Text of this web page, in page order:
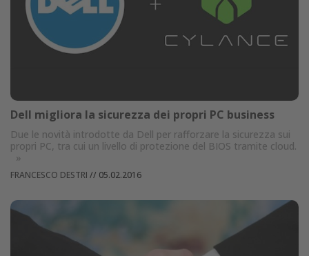
Dell migliora la sicurezza dei propri PC business
Due le novità introdotte da Dell per rafforzare la sicurezza sui
propri PC, tra cui un livello di protezione del BIOS tramite cloud.
»
FRANCESCO DESTRI // 05.02.2016